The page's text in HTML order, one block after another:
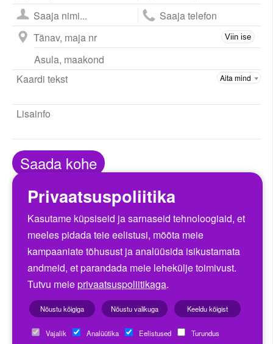
Privaatsuspoliitika
Kasutame küpsiseid ja sarnaseid tehnoloogiaid, et
meeles pidada teie eelistusi, mõõta meie
kampaaniate tõhusust ja analüüsida isikustamata
andmeid, et parandada meie lehekülje toimivust.
Tutvu meieprivaatsuspoliitikaga.
Nõustu kõigiga Nõustu valikuga Keeldu kõigist
Vajalik Analüütika Eelistused Turundus
August 2026
esm tei kol nel ree lau püh
27 28 2
3 4 5
10 11 16
17 18 19 20 21 22 23
31 1 2 3 4 5 6
Täna Sulge
Viin ise
Saada kohe
Eelmine Järgmine
Lillekuller: "Lillede kohaletoimetamine üle Eesti ja
iga päev!"
arvega